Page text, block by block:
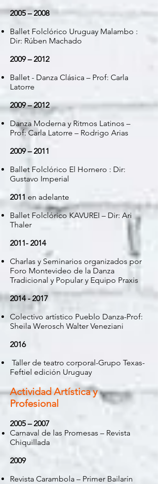
2005 – 2008
Ballet Folclórico Uruguay Malambo :
Dir: Rúben Machado
2009 – 2012
Ballet - Danza Clásica – Prof: Carla
Latorre
2009 – 2012
Danza Moderna y Ritmos Latinos –
Prof: Carla Latorre – Rodrigo Arias
2009 – 2011
Ballet Folclórico El Hornero : Dir:
Gustavo Imperial
2011 en adelante
Ballet Folclórico KAVUREI – Dir: Ari
Thaler
2011- 2014
Charlas y Seminarios organizados por
Foro Montevideo de la Danza
Tradicional y Popular y Equipo Praxis
2014 - 2017
Colectivo artístico Pueblo Danza-Prof:
Sheila Werosch Walter Veneziani
2016
Taller de teatro corporal-Grupo Texas-
Feftiel edición Uruguay
Actividad Artística y
Profesional
2005 – 2007
Carnaval de las Promesas – Revista
Chiquillada
2009
Revista Carambola – Primer Bailarín